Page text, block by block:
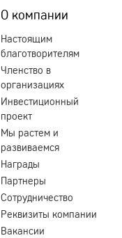
Эти люди
старость
О компании
Настоящим
благотворителям
Членство в
организациях
Инвестиционный
проект
Мы растем и
развиваемся
Награды
Партнеры
Сотрудничество
Реквизиты компании
Вакансии